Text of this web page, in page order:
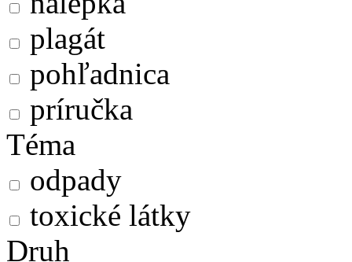
plagát
pohľadnica
príručka
Téma
odpady
toxické látky
Druh